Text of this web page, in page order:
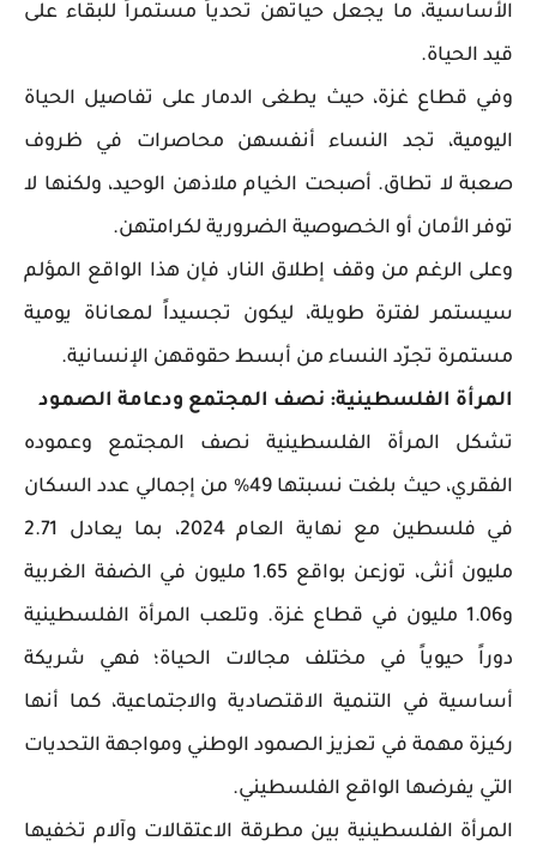
الأساسية، ما يجعل حياتهن تحدياً مستمراً للبقاء على
قيد الحياة.
وفي قطاع غزة، حيث يطغى الدمار على تفاصيل الحياة
اليومية، تجد النساء أنفسهن محاصرات في ظروف
صعبة لا تطاق. أصبحت الخيام ملاذهن الوحيد، ولكنها لا
توفر الأمان أو الخصوصية الضرورية لكرامتهن.
وعلى الرغم من وقف إطلاق النار، فإن هذا الواقع المؤلم
سيستمر لفترة طويلة، ليكون تجسيداً لمعاناة يومية
مستمرة تجرّد النساء من أبسط حقوقهن الإنسانية.
المرأة الفلسطينية: نصف المجتمع ودعامة الصمود
تشكل المرأة الفلسطينية نصف المجتمع وعموده
الفقري، حيث بلغت نسبتها 49% من إجمالي عدد السكان
في فلسطين مع نهاية العام 2024، بما يعادل 2.71
مليون أنثى، توزعن بواقع 1.65 مليون في الضفة الغربية
و1.06 مليون في قطاع غزة. وتلعب المرأة الفلسطينية
دوراً حيوياً في مختلف مجالات الحياة؛ فهي شريكة
أساسية في التنمية الاقتصادية والاجتماعية، كما أنها
ركيزة مهمة في تعزيز الصمود الوطني ومواجهة التحديات
التي يفرضها الواقع الفلسطيني.
المرأة الفلسطينية بين مطرقة الاعتقالات وآلام تخفيها